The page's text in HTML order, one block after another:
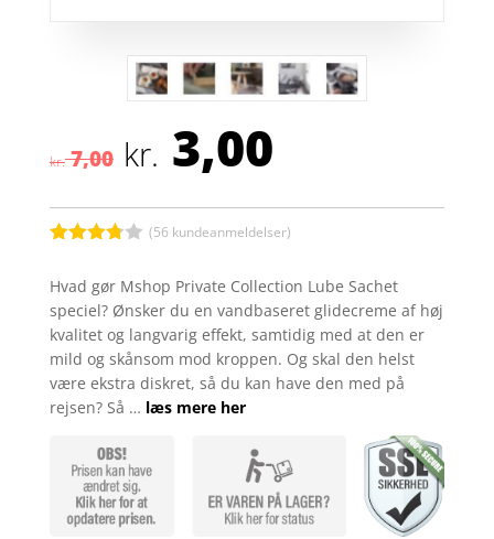
kr.7,00 Den
oprindelige
pris
var:
kr. 7,00.
kr. 3,00Den
aktuelle
pris
er:
kr. 3,00.
3.7ud
af 5
baseret
på
kundebed
ømmels
(56 kundeanmeldelser)
Hvad gør Mshop Private Collection Lube Sachet
speciel? Ønsker du en vandbaseret glidecreme af høj
kvalitet og langvarig effekt, samtidig med at den er
mild og skånsom mod kroppen. Og skal den helst
være ekstra diskret, så du kan have den med på
rejsen? Så … læs mere her